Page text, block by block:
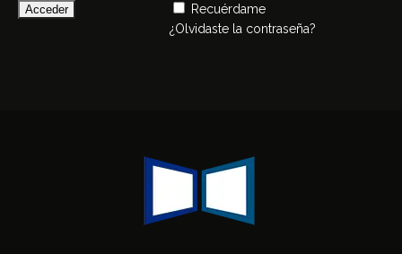
Recuérdame
¿Olvidaste la contraseña?